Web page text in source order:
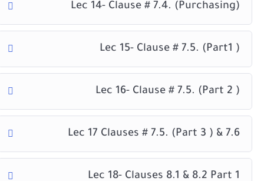
Lec 14- Clause # 7.4. (Purchasing)
Lec 15- Clause # 7.5. (Part1 )
Lec 16- Clause # 7.5. (Part 2 )
Lec 17 Clauses # 7.5. (Part 3 ) & 7.6
Lec 18- Clauses 8.1 & 8.2 Part 1